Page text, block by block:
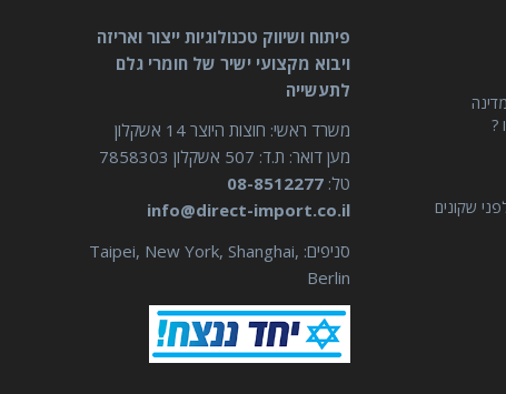
?
שקונים
פיתוח ושיווק טכנולוגיות ייצור ואריזה
ויבוא מקצועי ישיר של חומרי גלם
לתעשייה
משרד ראשי: חוצות היוצר 14 אשקלון
מען דואר: ת.ד: 507 אשקלון 7858303
טל: 08-8512277
info@direct-import.co.il
סניפים: Taipei, New York, Shanghai,
Berlin